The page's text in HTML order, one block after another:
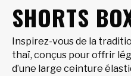
SHORTS
Inspirez-vous de la
thaï, conçus pour offrir
d’une large ceinture